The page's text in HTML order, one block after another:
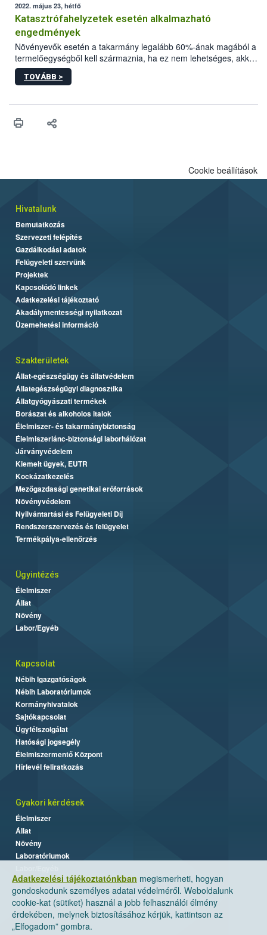
2022. május 23, hétfő
Katasztrófahelyzetek esetén alkalmazható
engedmények
Növényevők esetén a takarmány legalább 60%-ának magából a
termelőegységből kell származnia, ha ez nem lehetséges, akkor
más ökológiai gazdaságokkal együttműködésben kell előállítani.
Az emlősök táplálása során előtérbe kell helyezni az anyatejes
TOVÁBB >
Adatkezelési tájékoztatónkban megismerheti, hogyan
gondoskodunk személyes adatai védelméről. Weboldalunk
cookie-kat (sütiket) használ a jobb felhasználói élmény
érdekében, melynek biztosításához kérjük, kattintson az
„Elfogadom” gombra.
Cookie beállítások
Hivatalunk
Bemutatkozás
Szervezeti felépítés
Gazdálkodási adatok
Felügyeleti szervünk
Projektek
Kapcsolódó linkek
Adatkezelési tájékoztató
Akadálymentességi nyilatkozat
Üzemeltetési információ
Szakterületek
Állat-egészségügy és állatvédelem
Állategészségügyi diagnosztika
Állatgyógyászati termékek
Borászat és alkoholos italok
Élelmiszer- és takarmánybiztonság
Élelmiszerlánc-biztonsági laborhálózat
Járványvédelem
Kiemelt ügyek, EUTR
Kockázatkezelés
Mezőgazdasági genetikai erőforrások
Növényvédelem
Nyilvántartási és Felügyeleti Díj
Rendszerszervezés és felügyelet
Termékpálya-ellenőrzés
Ügyintézés
Élelmiszer
Állat
Növény
Labor/Egyéb
Kapcsolat
Nébih Igazgatóságok
Nébih Laboratóriumok
Kormányhivatalok
Sajtókapcsolat
Ügyfélszolgálat
Hatósági jogsegély
Élelmiszermentő Központ
Hírlevél feliratkozás
Gyakori kérdések
Élelmiszer
Állat
Növény
Laboratóriumok